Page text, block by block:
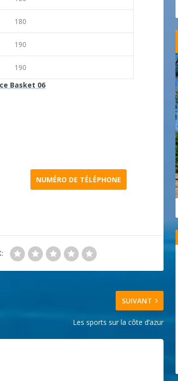
180
190
190
Basket 06
NUMÉRO DE TÉLÉPHONE
SUIVANT
Les sports sur la côte d’azur